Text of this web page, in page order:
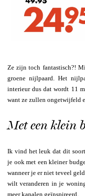
Ze zijn toch fantastisch?!
groene nijlpaard. Het
interieur dus dat wordt 11
want ze zullen ongetwijfeld
Met een klein
Ik vind het leuk dat dit
je ook met een kleiner
wanneer je er niet teveel
wilt veranderen in je
meer kanalen geïnspireerd.